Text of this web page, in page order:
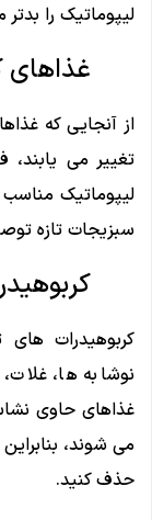
لیپوماتیک را بدتر
از آنجایی که
تغییر می
لیپوماتیک مناسب
سبزیجات تازه
کربوهیدرات
نوشابه ها،
غذاهای حاوی
می شوند،
حذف کنید.